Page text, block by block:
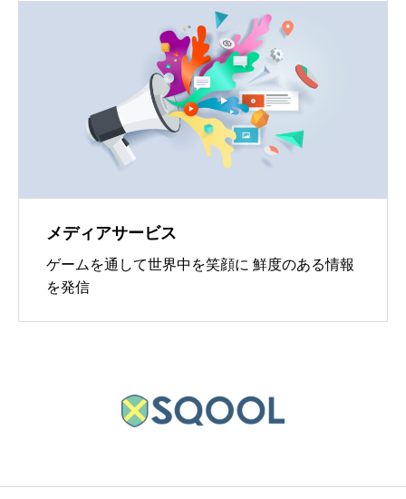
メディアサービス
ゲームを通して世界中を笑顔に 鮮度のある情報
を発信